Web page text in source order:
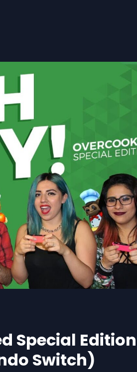
Special Edition
Switch)